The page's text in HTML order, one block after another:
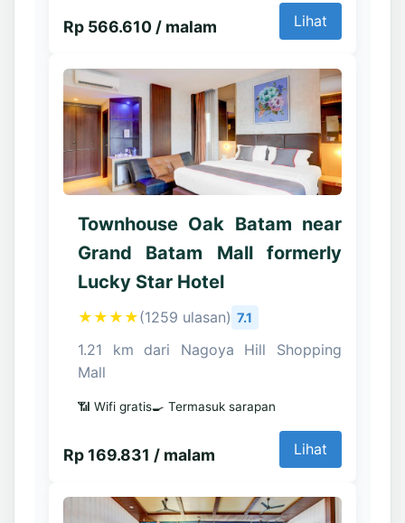
Rp 566.610 / malam Lihat
Townhouse Oak Batam near
Grand Batam Mall formerly
Lucky Star Hotel
★★★★(1259 ulasan) 7.1
1.21 km dari Nagoya Hill Shopping
Mall
📶 Wifi gratis🍳 Termasuk sarapan
Rp 169.831 / malam Lihat